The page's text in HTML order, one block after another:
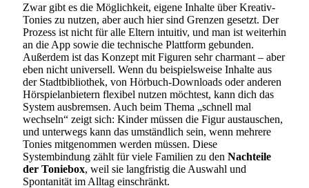
Zwar gibt es die Möglichkeit, eigene Inhalte über Kreativ-
Tonies zu nutzen, aber auch hier sind Grenzen gesetzt. Der
Prozess ist nicht für alle Eltern intuitiv, und man ist weiterhin
an die App sowie die technische Plattform gebunden.
Außerdem ist das Konzept mit Figuren sehr charmant – aber
eben nicht universell. Wenn du beispielsweise Inhalte aus
der Stadtbibliothek, von Hörbuch-Downloads oder anderen
Hörspielanbietern flexibel nutzen möchtest, kann dich das
System ausbremsen. Auch beim Thema „schnell mal
wechseln“ zeigt sich: Kinder müssen die Figur austauschen,
und unterwegs kann das umständlich sein, wenn mehrere
Tonies mitgenommen werden müssen. Diese
Systembindung zählt für viele Familien zu den Nachteile
der Toniebox, weil sie langfristig die Auswahl und
Spontanität im Alltag einschränkt.